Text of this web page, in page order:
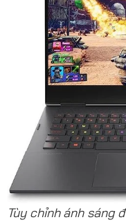
Tùy chỉnh ánh sáng